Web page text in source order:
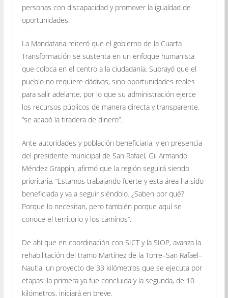
personas con discapacidad y promover la igualdad de
oportunidades.
La Mandataria reiteró que el gobierno de la Cuarta
Transformación se sustenta en un enfoque humanista
que coloca en el centro a la ciudadanía. Subrayó que el
pueblo no requiere dádivas, sino oportunidades reales
para salir adelante, por lo que su administración ejerce
los recursos públicos de manera directa y transparente,
“se acabó la tiradera de dinero”.
Ante autoridades y población beneficiaria, y en presencia
del presidente municipal de San Rafael, Gil Armando
Méndez Grappin, afirmó que la región seguirá siendo
prioritaria. “Estamos trabajando fuerte y esta área ha sido
beneficiada y va a seguir siéndolo. ¿Saben por qué?
Porque lo necesitan, pero también porque aquí se
conoce el territorio y los caminos”.
De ahí que en coordinación con SICT y la SIOP, avanza la
rehabilitación del tramo Martínez de la Torre–San Rafael–
Nautla, un proyecto de 33 kilómetros que se ejecuta por
etapas: la primera ya fue concluida y la segunda, de 10
kilómetros, iniciará en breve.